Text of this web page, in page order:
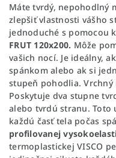
Máte tvrdý, nepohodlný
zlepšiť vlastnosti vášho
jednoduché s pomocou
FRUT 120x200. Môže
vašich nocí. Je ideálny,
spánkom alebo ak si
stupeň pohodlia. Vrchný
Poskytuje dva stupne
alebo tvrdú stranu. Toto
každú časť tela počas
profilovanej
termoplastickej VISCO